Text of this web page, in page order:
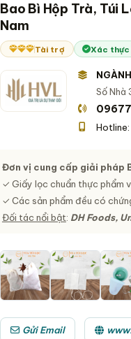
Bao Bì Hộp Trà, Túi
Nam
Tài trợ Xác thực
Số Nhà
Hotline:
Đơn vị cung cấp giải pháp
✓ Giấy lọc chuẩn thực phẩm
✓ Các sản phẩm đều có
Đối tác nổi bật: DH Foods,
Gửi Email